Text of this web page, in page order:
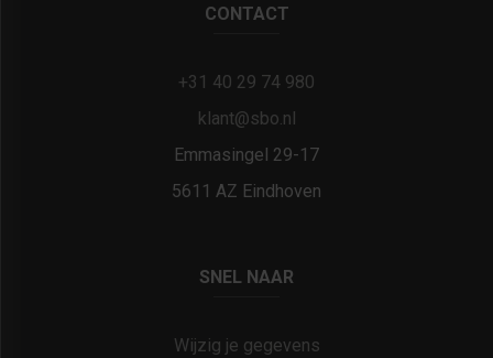
CONTACT
+31 40 29 74 980
klant@sbo.nl
Emmasingel 29-17
5611 AZ Eindhoven
SNEL NAAR
Wijzig je gegevens